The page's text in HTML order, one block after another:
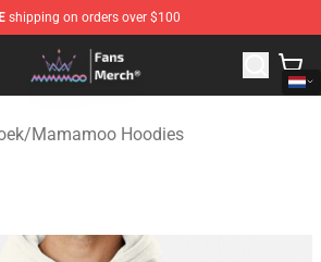
shipping on orders over $100
- Official Mamamoo Merchandise Shop
/Mamamoo Hoodies